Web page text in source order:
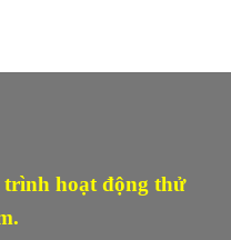
trình hoạt động thử